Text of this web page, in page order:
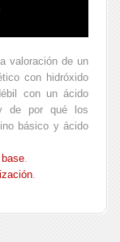
valoración de un
con hidróxido
con un ácido
de por qué los
básico y ácido
.
.